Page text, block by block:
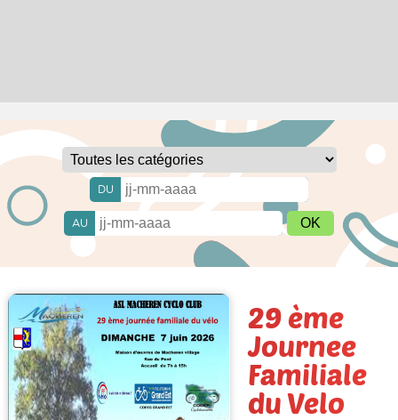
DU
AU
29 ème
Journee
Familiale
du Velo